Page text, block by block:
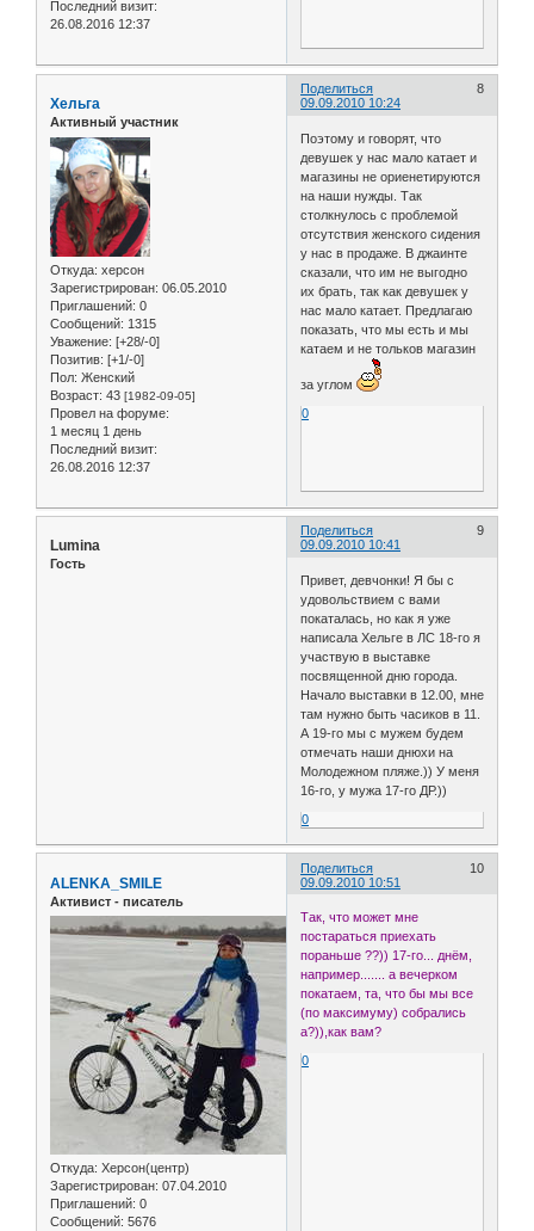
Последний визит:
26.08.2016 12:37
Поделиться
8
09.09.2010 10:24
Хельга
Активный участник
Откуда: херсон
Зарегистрирован: 06.05.2010
Приглашений: 0
Сообщений: 1315
Уважение: [+28/-0]
Позитив: [+1/-0]
Пол: Женский
Возраст: 43 [1982-09-05]
Провел на форуме:
1 месяц 1 день
Последний визит:
26.08.2016 12:37
Поэтому и говорят, что
девушек у нас мало катает и
магазины не ориенетируются
на наши нужды. Так
столкнулось с проблемой
отсутствия женского сидения
у нас в продаже. В джаинте
сказали, что им не выгодно
их брать, так как девушек у
нас мало катает. Предлагаю
показать, что мы есть и мы
катаем и не тольков магазин
за углом
0
Поделиться
9
09.09.2010 10:41
Lumina
Гость
Привет, девчонки! Я бы с
удовольствием с вами
покаталась, но как я уже
написала Хельге в ЛС 18-го я
участвую в выставке
посвященной дню города.
Начало выставки в 12.00, мне
там нужно быть часиков в 11.
А 19-го мы с мужем будем
отмечать наши днюхи на
Молодежном пляже.)) У меня
16-го, у мужа 17-го ДР.))
0
Поделиться
10
09.09.2010 10:51
ALENKA_SMILE
Активист - писатель
Откуда: Херсон(центр)
Зарегистрирован: 07.04.2010
Приглашений: 0
Сообщений: 5676
Так, что может мне
постараться приехать
пораньше ??)) 17-го... днём,
например....... а вечерком
покатаем, та, что бы мы все
(по максимуму) собрались
а?)),как вам?
0